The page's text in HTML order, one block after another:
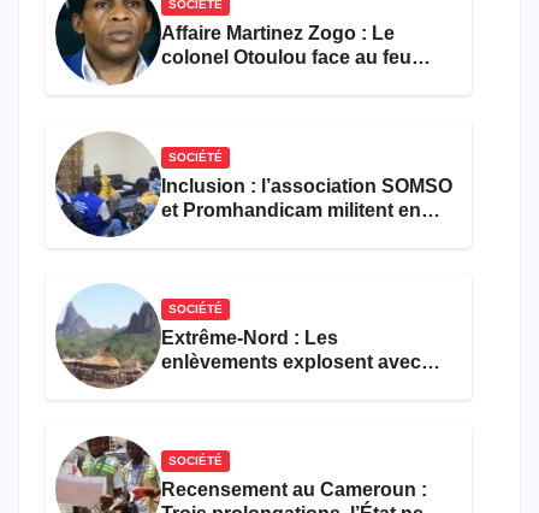
SOCIÉTÉ
Affaire Martinez Zogo : Le
colonel Otoulou face au feu
SOCIÉTÉ
Inclusion : l’association SOMSO
et Promhandicam militent en
SOCIÉTÉ
Extrême-Nord : Les
enlèvements explosent avec
SOCIÉTÉ
Recensement au Cameroun :